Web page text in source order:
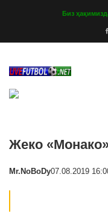
Биз
Жеко
Mr.NoBoDy07.08.2019